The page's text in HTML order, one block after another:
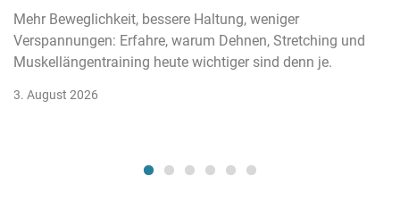
Mehr Beweglichkeit, bessere Haltung, weniger
Verspannungen: Erfahre, warum Dehnen, Stretching und
Muskellängentraining heute wichtiger sind denn je.
3. August 2026